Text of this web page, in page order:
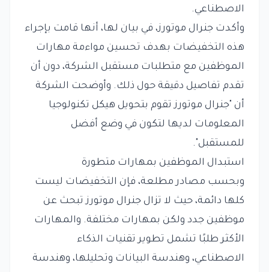
الاصطناعي.
وأكدت جنرال موتورز، في بيان لها، أنها قامت بإجراء
هذه التخفيضات بهدف تحسين مواءمة مهارات
الموظفين مع متطلبات مستقبل الشركة، دون أن
تقدم تفاصيل دقيقة حول ذلك. وأوضحت الشركة
أن "جنرال موتورز تقوم بتحويل هيكل تكنولوجيا
المعلومات لديها لتكون في وضع أفضل
للمستقبل".
استبدال الموظفين بمهارات متطورة
وبحسب مصادر مطلعة، فإن التخفيضات ليست
كلها دائمة، حيث لا تزال جنرال موتورز تبحث عن
موظفين جدد ولكن بمهارات مختلفة. والمهارات
الأكثر طلبًا تشمل تطوير تقنيات الذكاء
الاصطناعي، وهندسة البيانات وتحليلها، وهندسة